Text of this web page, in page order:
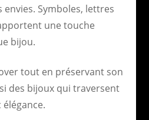
envies. Symboles, lettres
une touche
bijou.
tout en préservant son
des bijoux qui traversent